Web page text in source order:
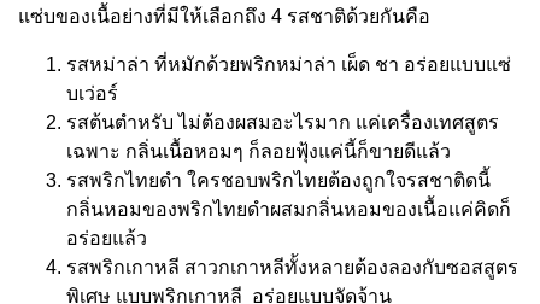
แซ่บของเนื้อย่างที่มีให้เลือกถึง 4 รสชาติด้วยกันคือ
รสหม่าล่า ที่หมักด้วยพริกหม่าล่า เผ็ด ชา อร่อยแบบแซ่
บเว่อร์
รสต้นตำหรับ ไม่ต้องผสมอะไรมาก แค่เครื่องเทศสูตร
เฉพาะ กลิ่นเนื้อหอมๆ ก็ลอยฟุ้งแค่นี้ก็ขายดีแล้ว
รสพริกไทยดำ ใครชอบพริกไทยต้องถูกใจรสชาติดนี้
กลิ่นหอมของพริกไทยดำผสมกลิ่นหอมของเนื้อแค่คิดก็
อร่อยแล้ว
รสพริกเกาหลี สาวกเกาหลีทั้งหลายต้องลองกับซอสสูตร
พิเศษ แบบพริกเกาหลี อร่อยแบบจัดจ้าน